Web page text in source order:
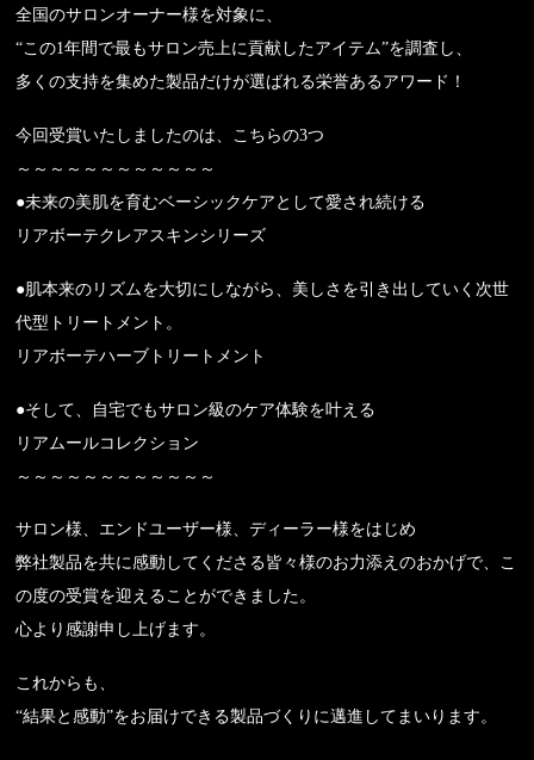
全国のサロンオーナー様を対象に、
“この1年間で最もサロン売上に貢献したアイテム”を調査し、
多くの支持を集めた製品だけが選ばれる栄誉あるアワード！
今回受賞いたしましたのは、こちらの3つ
～～～～～～～～～～～～
●未来の美肌を育むベーシックケアとして愛され続ける
リアボーテクレアスキンシリーズ
●肌本来のリズムを大切にしながら、美しさを引き出していく次世
代型トリートメント。
リアボーテハーブトリートメント
●そして、自宅でもサロン級のケア体験を叶える
リアムールコレクション
～～～～～～～～～～～～
サロン様、エンドユーザー様、ディーラー様をはじめ
弊社製品を共に感動してくださる皆々様のお力添えのおかげで、こ
の度の受賞を迎えることができました。
心より感謝申し上げます。
これからも、
“結果と感動”をお届けできる製品づくりに邁進してまいります。